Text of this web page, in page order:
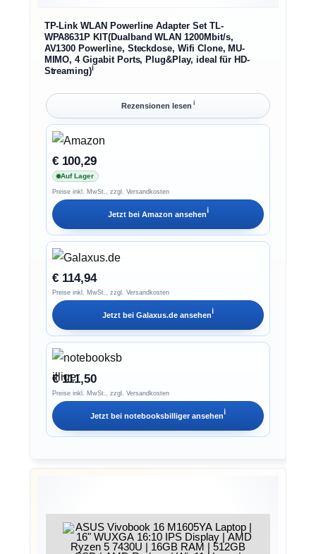
TP-Link WLAN Powerline Adapter Set TL-
WPA8631P KIT(Dualband WLAN 1200Mbit/s,
AV1300 Powerline, Steckdose, Wifi Clone, MU-
MIMO, 4 Gigabit Ports, Plug&Play, ideal für HD-
Streaming)ℹ︎
Rezensionen lesen ℹ︎
€ 100,29
Auf Lager
Preise inkl. MwSt., zzgl. Versandkosten
Jetzt bei Amazon ansehenℹ︎
€ 114,94
Preise inkl. MwSt., zzgl. Versandkosten
Jetzt bei Galaxus.de ansehenℹ︎
€ 111,50
Preise inkl. MwSt., zzgl. Versandkosten
Jetzt bei notebooksbilligeransehenℹ︎